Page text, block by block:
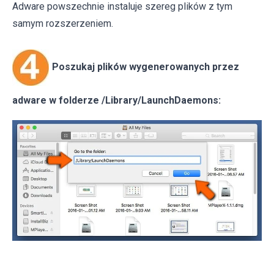
Adware powszechnie instaluje szereg plików z tym
samym rozszerzeniem.
Poszukaj plików wygenerowanych przez
adware w folderze /Library/LaunchDaemons: